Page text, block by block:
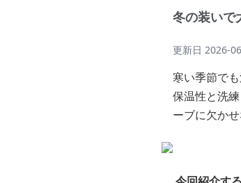
冬の装いで
更新日 2026-
寒い季節で
保温性と洗
ーブに欠か